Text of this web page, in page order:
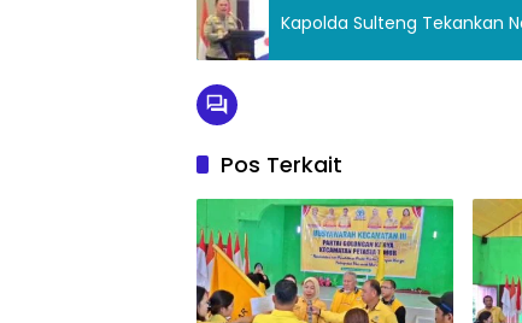
Kapolda Sulteng Tekankan
Pos Terkait